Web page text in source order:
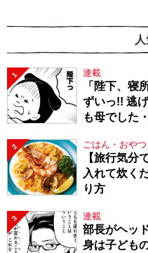
1 連載
「陛下、寝
ずいっ!! 逃
も母でした・
2 ごはん・おやつ
【旅行気分
入れて炊く
り方
3 連載
部長がヘッ
身は子ども